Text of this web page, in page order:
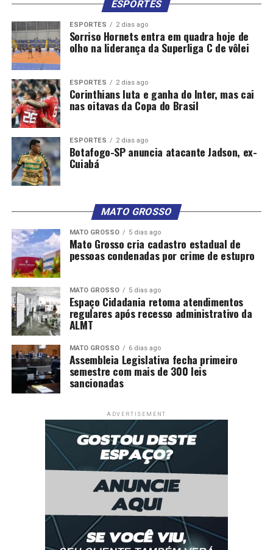
ESPORTES
ESPORTES 2 dias ago
Sorriso Hornets entra em quadra hoje de
olho na liderança da Superliga C de vôlei
ESPORTES 2 dias ago
Corinthians luta e ganha do Inter, mas cai
nas oitavas da Copa do Brasil
ESPORTES 2 dias ago
Botafogo-SP anuncia atacante Jadson, ex-
Cuiabá
MATO GROSSO
MATO GROSSO 5 dias ago
Mato Grosso cria cadastro estadual de
pessoas condenadas por crime de estupro
MATO GROSSO 5 dias ago
Espaço Cidadania retoma atendimentos
regulares após recesso administrativo da
ALMT
MATO GROSSO 6 dias ago
Assembleia Legislativa fecha primeiro
semestre com mais de 300 leis
sancionadas
ADVERTISEMENT